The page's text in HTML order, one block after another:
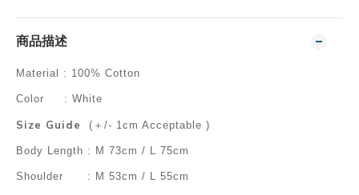
商品描述
Material : 100% Cotton
Color : White
Size Guide (＋/- 1cm Acceptable )
Body Length : M 73cm / L 75cm
Shoulder : M 53cm / L 55cm